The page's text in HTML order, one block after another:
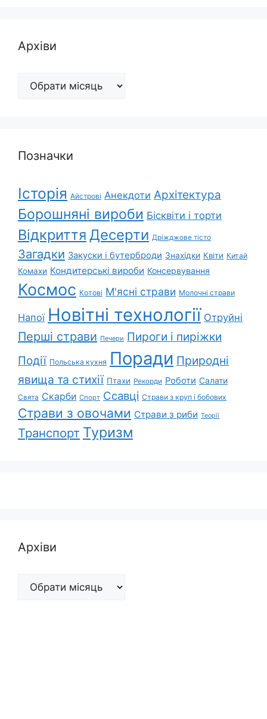
Архіви
Архіви
Позначки
Історія Айстрові Анекдоти Архітектура
Борошняні вироби Бісквіти і торти
Відкриття Десерти Дріжджове тісто
Загадки Закуски і бутерброди Знахідки Квіти Китай
Комахи Кондитерські вироби Консервування
Космос Котові М'ясні страви Молочні страви
Напої Новітні технології Отруйні
Перші страви Печери Пироги і пиріжки
Події Польська кухня Поради Природні
явища та стихії Птахи Рекорди Роботи Салати
Свята Скарби Спорт Ссавці Страви з круп і бобових
Страви з овочами Страви з риби Теорії
Транспорт Туризм
Архіви
Архіви